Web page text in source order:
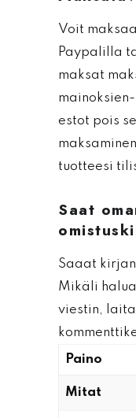
Voit
Paypalilla
maksat
estot pois
tuotteesi
Saat
Saaat
Mikäli
viestin,
Paino
Mitat